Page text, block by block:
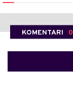
KOMENTARI 0